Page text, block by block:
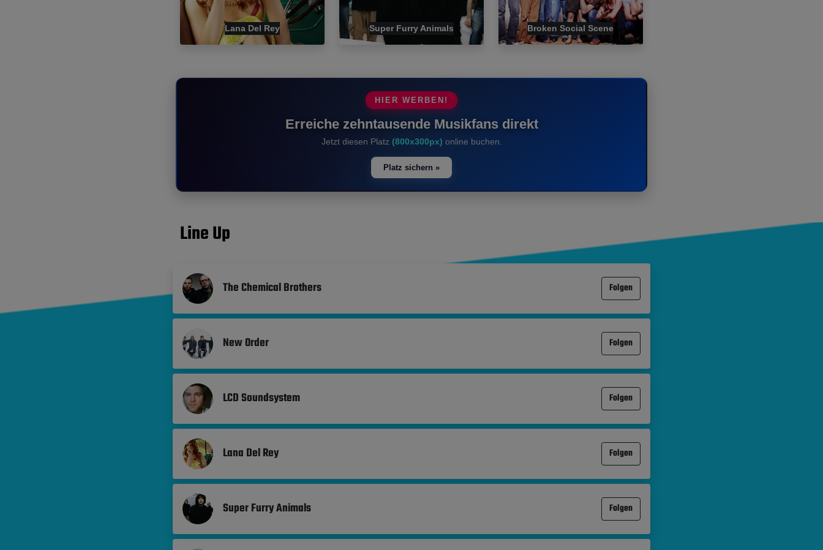
Lana Del Rey Super Furry Animals Broken Social Scene
HIER WERBEN!
Erreiche zehntausende Musikfans direkt
Jetzt diesen Platz (800x300px) online buchen.
Platz sichern »
Line Up
The Chemical Brothers Folgen
New Order Folgen
LCD Soundsystem Folgen
Lana Del Rey Folgen
Super Furry Animals Folgen